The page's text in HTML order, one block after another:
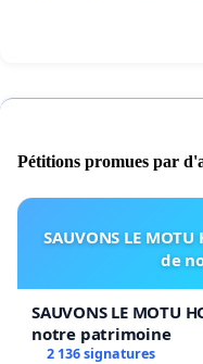
Pétitions promues par
SAUVONS LE
de
SAUVONS LE MOTU
notre patrimoine
2 136 signatures